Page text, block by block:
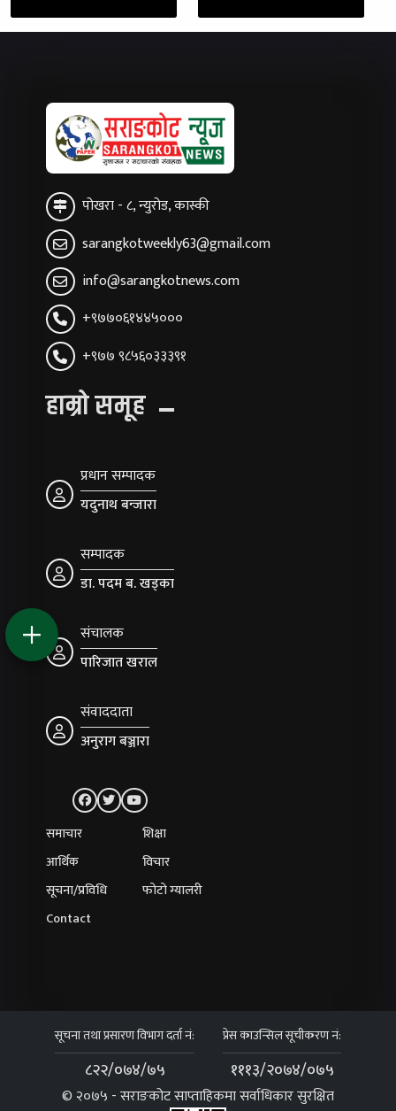
पोखरा - ८, न्युरोड, कास्की
sarangkotweekly63@gmail.com
info@sarangkotnews.com
+९७७०६१४४५०००
+९७७ ९८५६०३३३९१
हाम्रो समूह
प्रधान सम्पादक
यदुनाथ बन्जारा
सम्पादक
डा. पदम ब. खड्का
संचालक
पारिजात खराल
संवाददाता
अनुराग बञ्जारा
समाचार
शिक्षा
आर्थिक
विचार
सूचना/प्रविधि
फोटो ग्यालरी
Contact
सूचना तथा प्रसारण विभाग दर्ता नं:
८२२/०७४/७५
प्रेस काउन्सिल सूचीकरण नं:
१११३/२०७४/०७५
© २०७५ - सराङकोट साप्ताहिकमा सर्वाधिकार सुरक्षित